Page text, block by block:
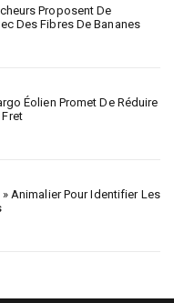
Proposent De
Des Fibres De Bananes
Éolien Promet De Réduire
Animalier Pour Identifier Les